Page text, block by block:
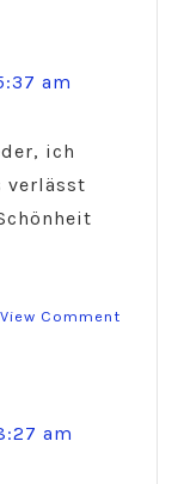
am
ich
verlässt
View Comment
am